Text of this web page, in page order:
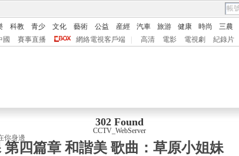
科教 青少 文化 藝術 公益 産經 汽車 旅游 健康 時尚 三農
國 賽事直播 網絡電視客戶端 高清 電影 電視劇 紀錄片
302 Found
CCTV_WebServer
你身邊
第四篇章 和諧美 歌曲：草原小姐妹